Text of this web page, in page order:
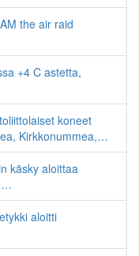
the air raid
+4 C astetta,
koneet
Kirkkonummea,…
käsky aloittaa
aloitti